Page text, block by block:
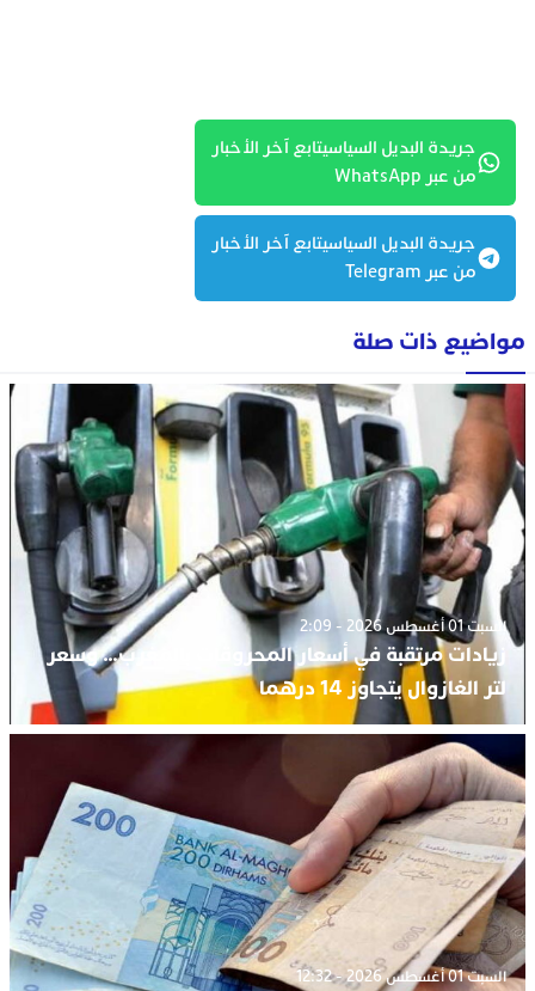
جريدة البديل السياسيتابع آخر الأخبار
من عبر WhatsApp
جريدة البديل السياسيتابع آخر الأخبار
من عبر Telegram
مواضيع ذات صلة
السبت 01 أغسطس 2026 - 2:09
زيادات مرتقبة في أسعار المحروقات بالمغرب… وسعر
لتر الغازوال يتجاوز 14 درهما
السبت 01 أغسطس 2026 - 12:32